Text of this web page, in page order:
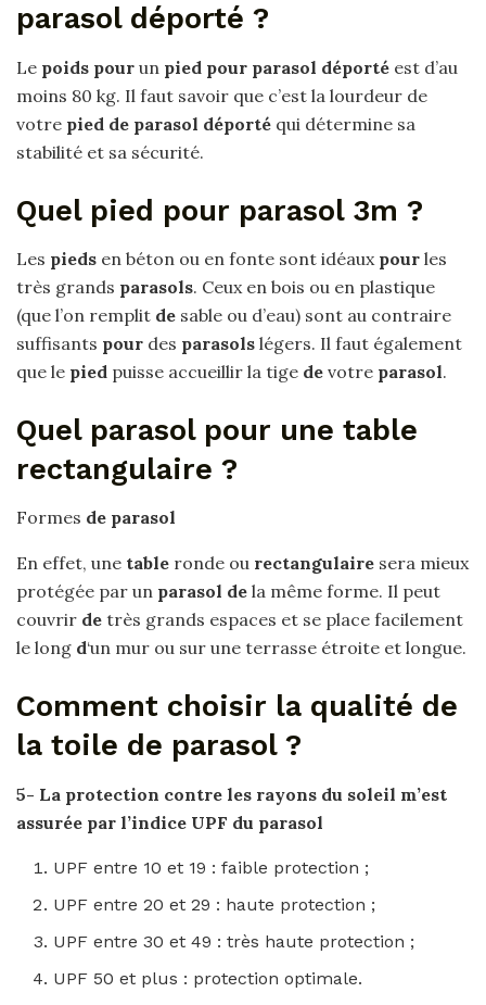
parasol déporté ?
Le poids pour un pied pour parasol déporté est d’au
moins 80 kg. Il faut savoir que c’est la lourdeur de
votre pied de parasol déporté qui détermine sa
stabilité et sa sécurité.
Quel pied pour parasol 3m ?
Les pieds en béton ou en fonte sont idéaux pour les
très grands parasols. Ceux en bois ou en plastique
(que l’on remplit de sable ou d’eau) sont au contraire
suffisants pour des parasols légers. Il faut également
que le pied puisse accueillir la tige de votre parasol.
Quel parasol pour une table
rectangulaire ?
Formes de parasol
En effet, une table ronde ou rectangulaire sera mieux
protégée par un parasol de la même forme. Il peut
couvrir de très grands espaces et se place facilement
le long d‘un mur ou sur une terrasse étroite et longue.
Comment choisir la qualité de
la toile de parasol ?
5- La protection contre les rayons du soleil m’est
assurée par l’indice UPF du parasol
UPF entre 10 et 19 : faible protection ;
UPF entre 20 et 29 : haute protection ;
UPF entre 30 et 49 : très haute protection ;
UPF 50 et plus : protection optimale.